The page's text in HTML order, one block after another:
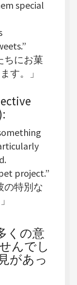
special
ちにお菓
す。」
:
project.”
の特別な
くの意
んでし
があっ